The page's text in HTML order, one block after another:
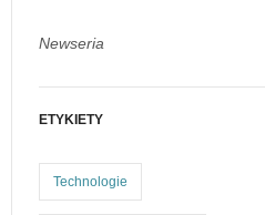
Newseria
ETYKIETY
Technologie